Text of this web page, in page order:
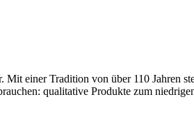
einer Tradition von über 110 Jahren
qualitative Produkte zum